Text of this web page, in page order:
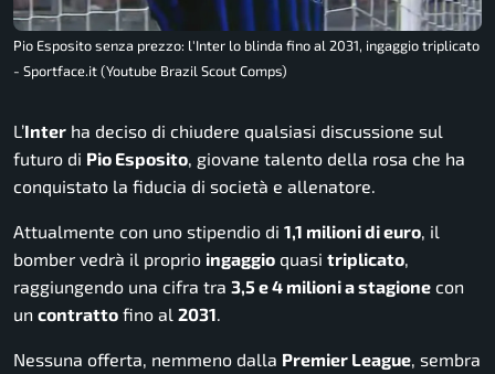
Pio Esposito senza prezzo: l'Inter lo blinda fino al 2031, ingaggio triplicato
- Sportface.it (Youtube Brazil Scout Comps)
L’Inter ha deciso di chiudere qualsiasi discussione sul
futuro di Pio Esposito, giovane talento della rosa che ha
conquistato la fiducia di società e allenatore.
Attualmente con uno stipendio di 1,1 milioni di euro, il
bomber vedrà il proprio ingaggio quasi triplicato,
raggiungendo una cifra tra 3,5 e 4 milioni a stagione con
un contratto fino al 2031.
Nessuna offerta, nemmeno dalla Premier League, sembra